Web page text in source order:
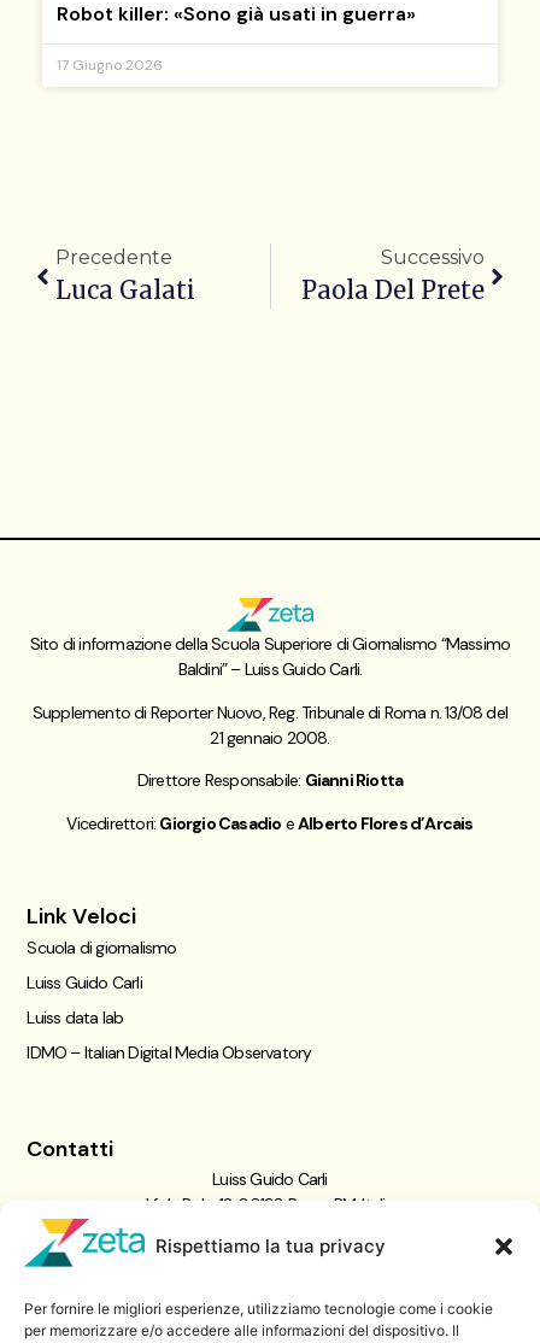
Rispettiamo la tua privacy
Per fornire le migliori esperienze, utilizziamo tecnologie come i cookie
per memorizzare e/o accedere alle informazioni del dispositivo. Il
Robot killer: «Sono già usati in guerra»
17 Giugno 2026
Precedente
Luca Galati
Successivo
Paola Del Prete
Sito di informazione della Scuola Superiore di Giornalismo “Massimo
Baldini” – Luiss Guido Carli.
Supplemento di Reporter Nuovo, Reg. Tribunale di Roma n. 13/08 del
21 gennaio 2008.
Direttore Responsabile: Gianni Riotta
Vicedirettori: Giorgio Casadio eAlberto Flores d’Arcais
Link Veloci
Scuola di giornalismo
Luiss Guido Carli
Luiss data lab
IDMO – Italian Digital Media Observatory
Contatti
Luiss Guido Carli
Viale Pola, 12, 00198 Roma RM, Italia
06 8522 5358
Iscriviti a